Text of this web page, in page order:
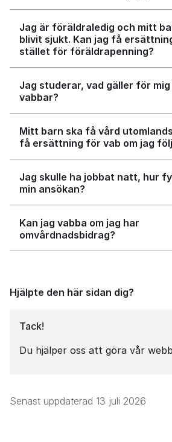
Jag är föräldraledig och mitt
blivit sjukt. Kan jag få
stället för föräldrapenning?
Jag studerar, vad gäller för mig
vabbar?
Mitt barn ska få vård
få ersättning för vab om jag
Jag skulle ha jobbat natt, hur
min ansökan?
Kan jag vabba om jag har
omvårdnadsbidrag?
Hjälpte den här sidan dig?
Tack!
Du hjälper oss att göra vår
Senast uppdaterad 13 juli 2026